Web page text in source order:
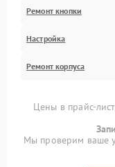
Ремонт кнопки
Настройка
Ремонт корпуса
Цены в прайс-
Мы проверим ваше